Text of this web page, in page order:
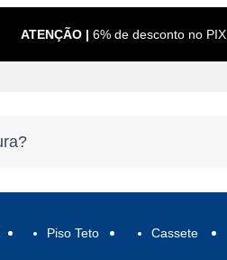
ATENÇÃO | 6% de desconto no PIX.
Piso Teto Cassete